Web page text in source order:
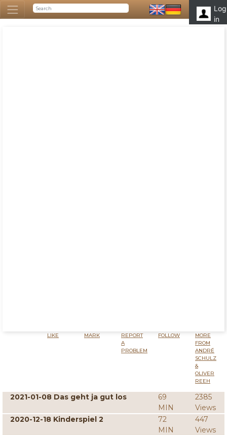
Log
in
LIKE MARK
REPORT
A
PROBLEM
FOLLOW
MORE
FROM
ANDRÉ
SCHULZ
&
OLIVER
REEH
2021-01-08 Das geht ja gut los
69
MIN
2385
Views
2020-12-18 Kinderspiel 2
72
MIN
447
Views